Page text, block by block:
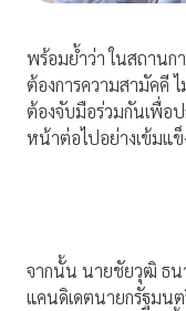
พร้อมย้ำว่า ในสถานก
ต้องการความสามัคคี
ต้องจับมือร่วมกันเพื่อ
หน้าต่อไปอย่างเข้มแข็
จากนั้น นายชัยวุฒิ ธ
แคนดิเดตนายกรัฐมน